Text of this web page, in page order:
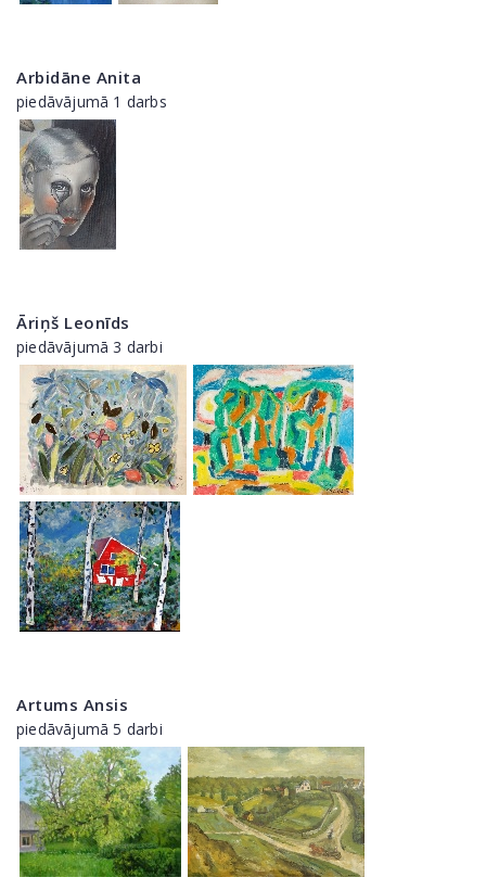
Arbidāne Anita
piedāvājumā 1 darbs
Āriņš Leonīds
piedāvājumā 3 darbi
Artums Ansis
piedāvājumā 5 darbi